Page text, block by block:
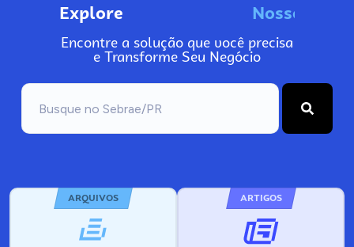
Explore Nosso
Encontre a solução que você precisa
e Transforme Seu Negócio
ARQUIVOS ARTIGOS